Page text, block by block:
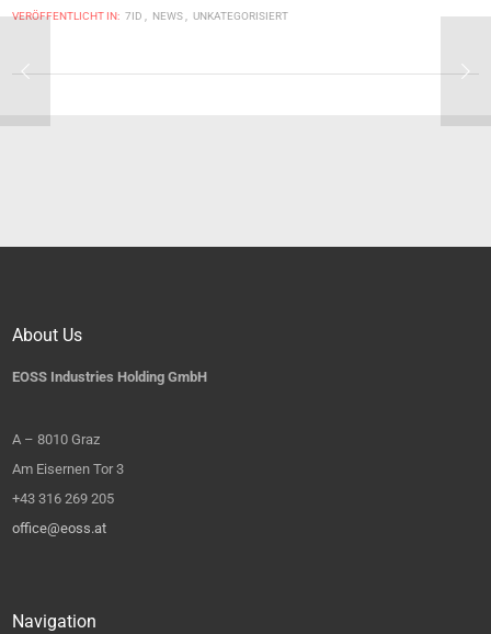
VERÖFFENTLICHT IN: 7ID NEWS UNKATEGORISIERT
About Us
EOSS Industries Holding GmbH
A – 8010 Graz
Am Eisernen Tor 3
+43 316 269 205
office@eoss.at
Navigation